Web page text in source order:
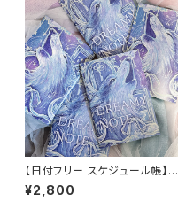
【日付フリー スケジュール帳】D
REAMY NOTE(オオカミ)
¥2,800